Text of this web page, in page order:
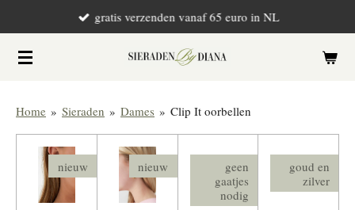
naar
gratis verzenden vanaf 65 euro in NL
Home » Sieraden » Dames » Clip It oorbellen
nieuw nieuw
geen
gaatjes
nodig
goud en
zilver